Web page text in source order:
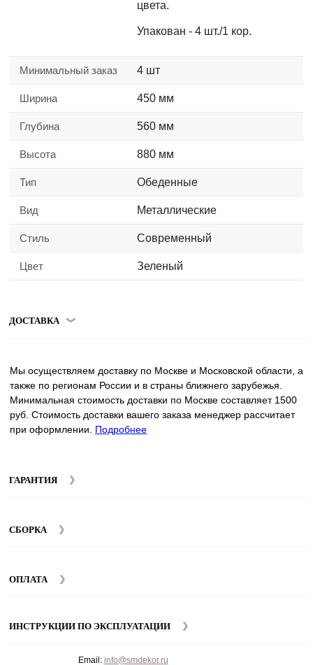
цвета.
Упакован - 4 шт./1 кор.
Минимальный заказ 4 шт
Ширина 450 мм
Глубина 560 мм
Высота 880 мм
Тип Обеденные
Вид Металлические
Стиль Современный
Цвет Зеленый
ДОСТАВКА
Мы осуществляем доставку по Москве и Московской области, а
также по регионам России и в страны ближнего зарубежья.
Минимальная стоимость доставки по Москве составляет 1500
руб. Стоимость доставки вашего заказа менеджер рассчитает
при оформлении. Подробнее
ГАРАНТИЯ
составляет 12 месяцев с момента покупки при соблюдении
СБОРКА
Стоимость сборки зависит от количества и моделей изделий.
ОПЛАТА
ИНСТРУКЦИИ ПО ЭКСПЛУАТАЦИИ
Email: info@smdekor.ru